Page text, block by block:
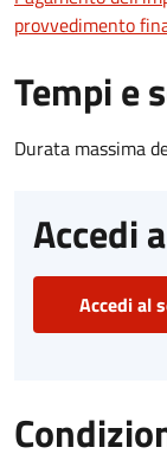
provvedimento
Tempi e
Durata massima
Accedi
Accedi al